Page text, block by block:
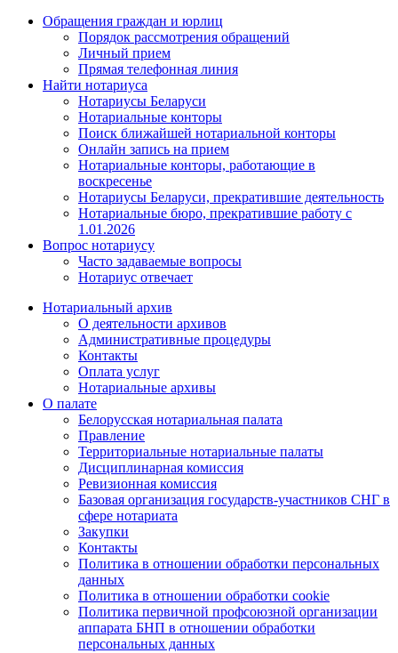
Обращения граждан и юрлиц
Порядок рассмотрения обращений
Личный прием
Прямая телефонная линия
Найти нотариуса
Нотариусы Беларуси
Нотариальные конторы
Поиск ближайшей нотариальной конторы
Онлайн запись на прием
Нотариальные конторы, работающие в
воскресенье
Нотариусы Беларуси, прекратившие деятельность
Нотариальные бюро, прекратившие работу с
1.01.2026
Вопрос нотариусу
Часто задаваемые вопросы
Нотариус отвечает
Нотариальный архив
О деятельности архивов
Административные процедуры
Контакты
Оплата услуг
Нотариальные архивы
О палате
Белорусская нотариальная палата
Правление
Территориальные нотариальные палаты
Дисциплинарная комиссия
Ревизионная комиссия
Базовая организация государств-участников СНГ в
сфере нотариата
Закупки
Контакты
Политика в отношении обработки персональных
данных
Политика в отношении обработки cookie
Политика первичной профсоюзной организации
аппарата БНП в отношении обработки
персональных данных